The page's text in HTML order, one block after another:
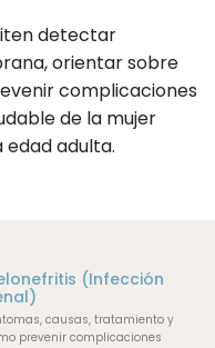
detectar
orientar sobre
complicaciones
de la mujer
edad adulta.
(Infección
causas, tratamiento y
prevenir complicaciones